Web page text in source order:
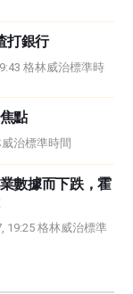
打銀行
格林威治標準時
點
治標準時間
數據而下跌，霍
19:25 格林威治標準